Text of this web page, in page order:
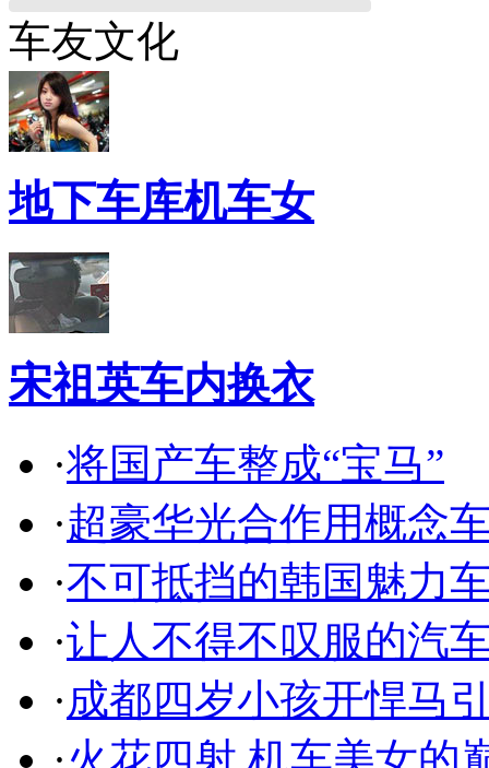
车友文化
地下车库机车女
宋祖英车内换衣
·将国产车整成“宝马”
·超豪华光合作用概念
·不可抵挡的韩国魅力
·让人不得不叹服的汽
·成都四岁小孩开悍马
·火花四射 机车美女的